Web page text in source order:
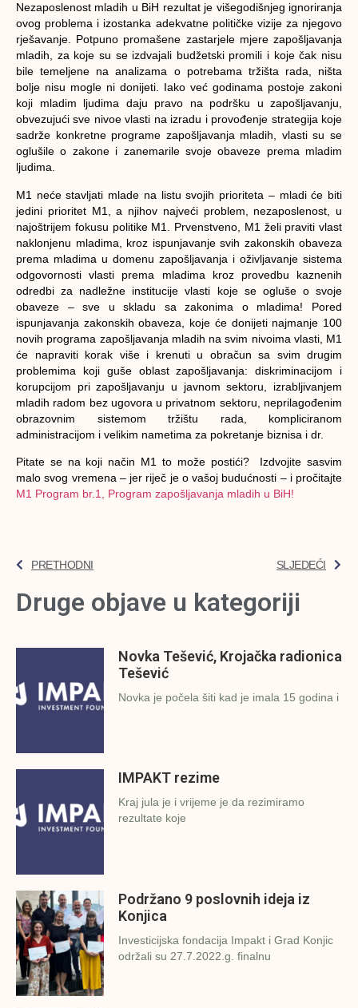
Nezaposlenost mladih u BiH rezultat je višegodišnjeg ignoriranja
ovog problema i izostanka adekvatne političke vizije za njegovo
rješavanje. Potpuno promašene zastarjele mjere zapošljavanja
mladih, za koje su se izdvajali budžetski promili i koje čak nisu
bile temeljene na analizama o potrebama tržišta rada, ništa
bolje nisu mogle ni donijeti. Iako već godinama postoje zakoni
koji mladim ljudima daju pravo na podršku u zapošljavanju,
obvezujući sve nivoe vlasti na izradu i provođenje strategija koje
sadrže konkretne programe zapošljavanja mladih, vlasti su se
oglušile o zakone i zanemarile svoje obaveze prema mladim
ljudima.
M1 neće stavljati mlade na listu svojih prioriteta – mladi će biti
jedini prioritet M1
, a njihov najveći problem, nezaposlenost, u
najoštrijem fokusu politike M1. Prvenstveno, M1 želi praviti vlast
naklonjenu mladima, kroz ispunjavanje svih zakonskih obaveza
prema mladima u domenu zapošljavanja i oživljavanje sistema
odgovornosti vlasti prema mladima kroz provedbu kaznenih
odredbi za nadležne institucije vlasti koje se ogluše o svoje
obaveze – sve u skladu sa zakonima o mladima! Pored
ispunjavanja zakonskih obaveza, koje će donijeti najmanje 100
novih programa zapošljavanja mladih na svim nivoima vlasti, M1
će napraviti korak više i krenuti u obračun sa svim drugim
problemima koji guše oblast zapošljavanja: diskriminacijom i
korupcijom pri zapošljavanju u javnom sektoru, izrabljivanjem
mladih radom bez ugovora u privatnom sektoru, neprilagođenim
obrazovnim sistemom tržištu rada, kompliciranom
administracijom i velikim nametima za pokretanje biznisa i dr.
Pitate se na koji način M1 to može postići? Izdvojite sasvim
malo svog vremena – jer riječ je o vašoj budućnosti – i pročitajte
M1 Program br.1, Program zapošljavanja mladih u BiH!
PRETHODNI SLJEDEĆI
Druge objave u kategoriji
Novka Tešević, Krojačka radionica
Tešević
Novka je počela šiti kad je imala 15 godina i
IMPAKT rezime
Kraj jula je i vrijeme je da rezimiramo
rezultate koje
Podržano 9 poslovnih ideja iz
Konjica
Investicijska fondacija Impakt i Grad Konjic
održali su 27.7.2022.g. finalnu